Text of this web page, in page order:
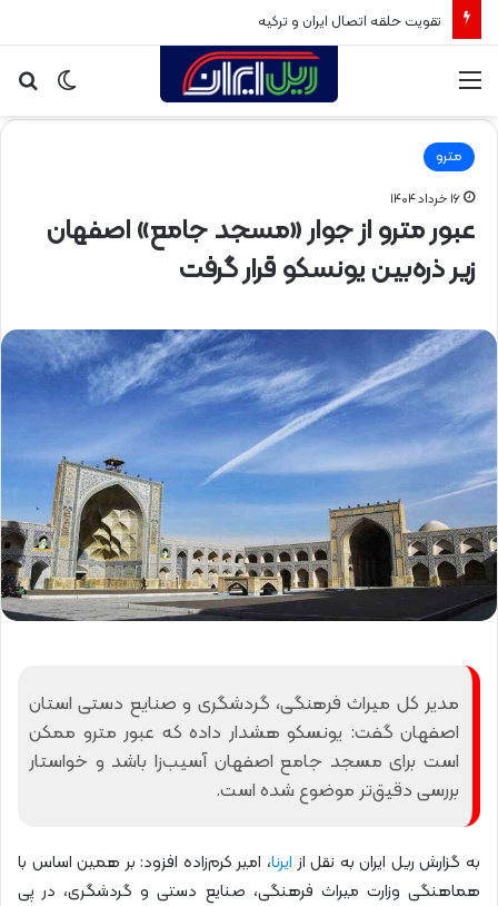
گره‌گشایی از ترافیک محله صادقیه
تغییر
پوسته
مترو
۱۶ خرداد ۱۴۰۴
عبور مترو از جوار «مسجد جامع» اصفهان
زیر ذره‌بین یونسکو قرار گرفت
مدیر کل میراث فرهنگی، گردشگری و صنایع دستی استان
اصفهان گفت: یونسکو هشدار داده که عبور مترو ممکن
است برای مسجد جامع اصفهان آسیب‌زا باشد و خواستار
بررسی دقیق‌تر موضوع شده است.
به گزارش ریل ایران به نقل از ایرنا، امیر کرم‌زاده افزود: بر همین اساس با
هماهنگی وزارت میراث فرهنگی، صنایع دستی و گردشگری، در پی